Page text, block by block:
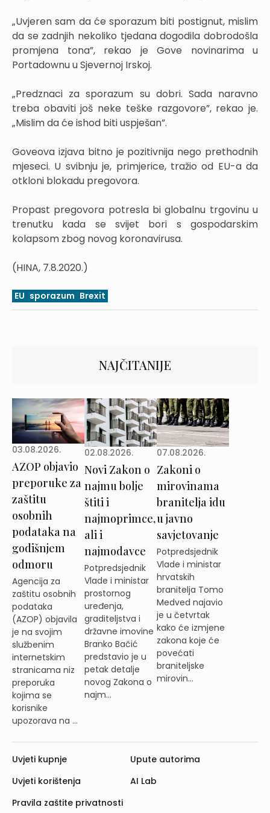
„Uvjeren sam da će sporazum biti postignut, mislim
da se zadnjih nekoliko tjedana dogodila dobrodošla
promjena tona”, rekao je Gove novinarima u
Portadownu u Sjevernoj Irskoj.
„Predznaci za sporazum su dobri. Sada naravno
treba obaviti još neke teške razgovore”, rekao je.
„Mislim da će ishod biti uspješan”.
Goveova izjava bitno je pozitivnija nego prethodnih
mjeseci. U svibnju je, primjerice, tražio od EU-a da
otkloni blokadu pregovora.
Propast pregovora potresla bi globalnu trgovinu u
trenutku kada se svijet bori s gospodarskim
kolapsom zbog novog koronavirusa.
(HINA, 7.8.2020.)
EU sporazum Brexit
NAJČITANIJE
03.08.2026.
AZOP objavio
preporuke za
zaštitu
osobnih
podataka na
godišnjem
odmoru
Agencija za
zaštitu osobnih
podataka
(AZOP) objavila
je na svojim
službenim
internetskim
stranicama niz
preporuka
kojima se
korisnike
upozorava na ...
02.08.2026.
Novi Zakon o
najmu bolje
štiti i
najmoprimce,
ali i
najmodavce
Potpredsjednik
Vlade i ministar
prostornog
uređenja,
graditeljstva i
državne imovine
Branko Bačić
predstavio je u
petak detalje
novog Zakona o
najm...
07.08.2026.
Zakoni o
mirovinama
branitelja idu
u javno
savjetovanje
Potpredsjednik
Vlade i ministar
hrvatskih
branitelja Tomo
Medved najavio
je u četvrtak
kako će izmjene
zakona koje će
povećati
braniteljske
mirovin...
Uvjeti kupnje
Uvjeti korištenja
Pravila zaštite privatnosti
Upute autorima
AI Lab